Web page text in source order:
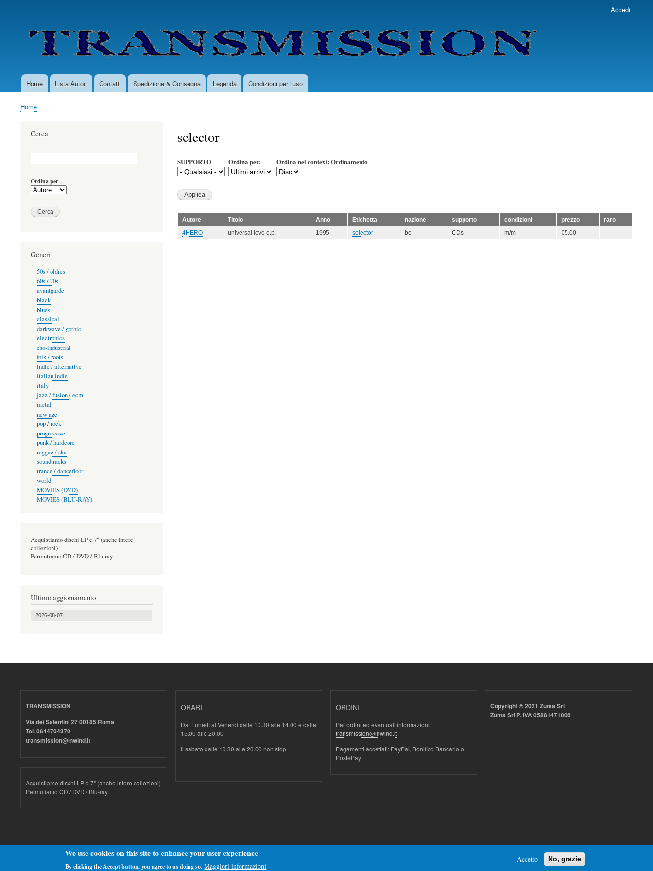
principale
menu
Accedi
MainHome Lista Autori Contatti Spedizione & Consegna Legenda Condizioni per l'uso
Briciole
pane
Home
selector
SUPPORTO Ordina per: Ordina nel context: Ordinamento
Autore Titolo Anno Etichetta nazione supporto condizioni prezzo
raro
4HERO
universal love e.p. 1995 selector bel CDs m/m €5.00
Cerca
Ordina per
Generi
50s / oldies
60s / 70s
avantgarde
black
blues
classical
darkwave / gothic
electronics
eso-industrial
folk / roots
indie / alternative
italian indie
italy
jazz / fusion / ecm
metal
new age
pop / rock
progressive
punk / hardcore
reggae / ska
soundtracks
trance / dancefloor
world
MOVIES (DVD)
MOVIES (BLU-RAY)
Acquistiamo dischi LP e 7" (anche intere
collezioni)
Permutiamo CD / DVD / Blu-ray
Ultimo aggiornamento
2026-08-07
TRANSMISSION
Via dei Salentini 27 00185 Roma
Tel. 0644704370
transmission@inwind.it
Acquistiamo dischi LP e 7" (anche intere collezioni)
Permutiamo CD / DVD / Blu-ray
ORARI
Dal Lunedì al Venerdì dalle 10.30 alle 14.00 e dalle
15.00 alle 20.00
Il sabato dalle 10.30 alle 20.00 non stop.
ORDINI
Per ordini ed eventuali informazioni:
transmission@inwind.it
Pagamenti accettati: PayPal, Bonifico Bancario o
PostePay
Copyright © 2021 Zuma Srl
Zuma Srl P. IVA 05881471006
Drupal
We use cookies on this site to enhance your user experience
By clicking the Accept button, you agree to us doing so. Maggiori informazioni
Accetto No, grazie